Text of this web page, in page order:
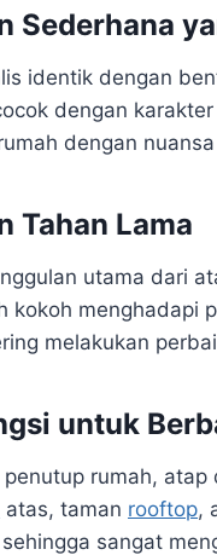
Sederhana
identik dengan
dengan
dengan
Tahan Lama
utama dari
kokoh menghadapi
melakukan
untuk
penutup rumah,
atas, taman rooftop,
sangat